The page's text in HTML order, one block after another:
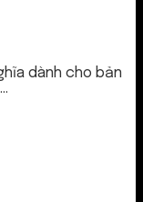
dành cho bản